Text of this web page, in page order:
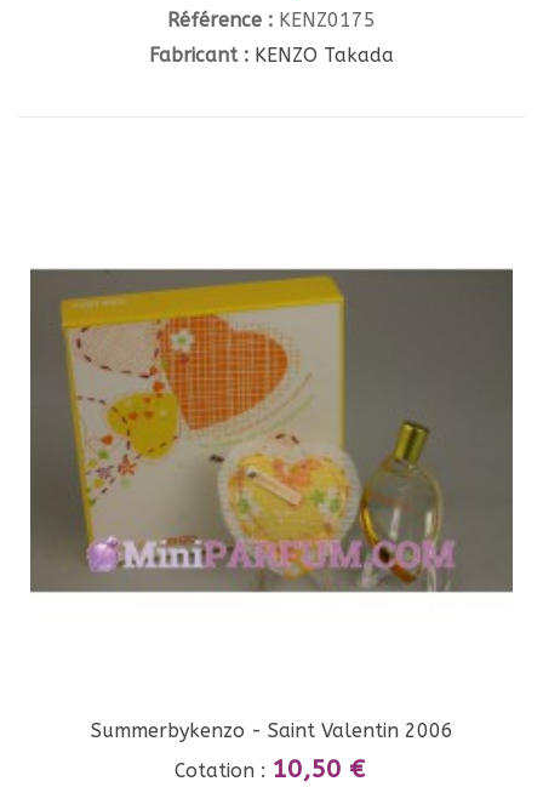
Référence : KENZ0175
Fabricant : KENZO Takada
Summerbykenzo - Saint Valentin 2006
Cotation : 10,50 €